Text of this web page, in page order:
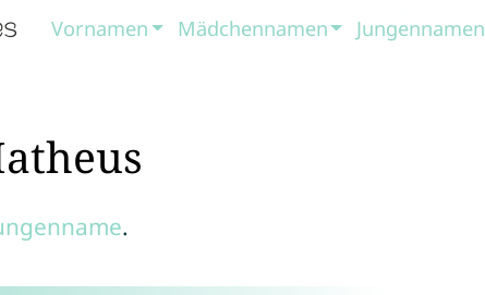
Vornamen Mädchennamen Jungennamen
.